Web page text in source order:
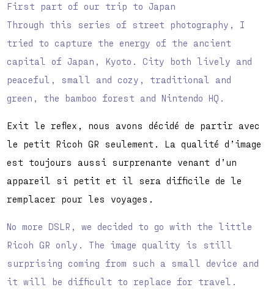
First part of our trip to Japan
Through this series of street photography, I
tried to capture the energy of the ancient
capital of Japan, Kyoto. City both lively and
peaceful, small and cozy, traditional and
green, the bamboo forest and Nintendo HQ.
Exit le reflex, nous avons décidé de partir avec
le petit Ricoh GR seulement. La qualité d’image
est toujours aussi surprenante venant d’un
appareil si petit et il sera difficile de le
remplacer pour les voyages.
No more DSLR, we decided to go with the little
Ricoh GR only. The image quality is still
surprising coming from such a small device and
it will be difficult to replace for travel.